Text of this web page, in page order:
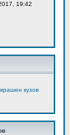
19:42
кузов